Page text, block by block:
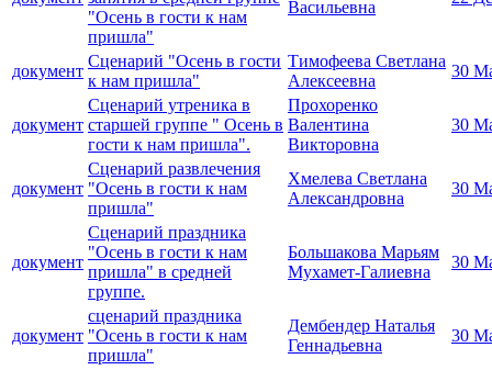
"Осень в гости к нам
пришла"
Васильевна
документ
Сценарий "Осень в гости
к нам пришла"
Тимофеева Светлана
Алексеевна
30
документ
Сценарий утреника в
старшей группе " Осень в
гости к нам пришла".
Прохоренко
Валентина
Викторовна
30
документ
Сценарий развлечения
"Осень в гости к нам
пришла"
Хмелева Светлана
Александровна
30
документ
Сценарий праздника
"Осень в гости к нам
пришла" в средней
группе.
Большакова Марьям
Мухамет-Галиевна
30
документ
сценарий праздника
"Осень в гости к нам
пришла"
Дембендер Наталья
Геннадьевна
30